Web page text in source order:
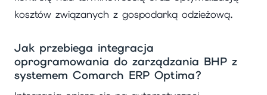
kosztów związanych z gospodarką odzieżową.
Jak przebiega integracja
oprogramowania do zarządzania BHP z
systemem Comarch ERP Optima?